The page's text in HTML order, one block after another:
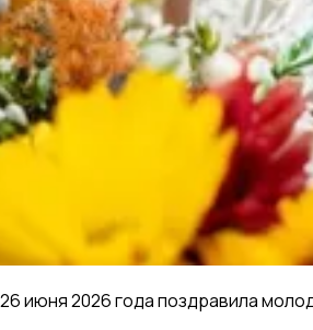
июня 2026 года поздравила